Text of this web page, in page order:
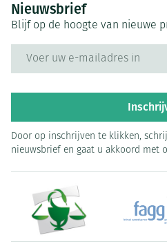
Nieuwsbrief
Blijf op de hoogte van nieuwe
Door op inschrijven te klikken,
nieuwsbrief en gaat u akkoord met